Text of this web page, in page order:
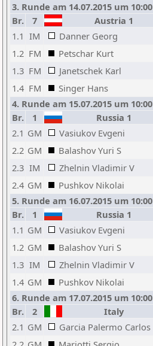
3. Runde am 14.07.2015 um 10:00
Br.
7 Austria 1
1.1 IM Danner Georg
1.2 FM Petschar Kurt
1.3 FM Janetschek Karl
1.4 FM Singer Hans
4. Runde am 15.07.2015 um 10:00
Br.
1 Russia 1
2.1 GM Vasiukov Evgeni
2.2 GM Balashov Yuri S
2.3 IM Zhelnin Vladimir V
2.4 GM Pushkov Nikolai
5. Runde am 16.07.2015 um 10:00
Br.
1 Russia 1
1.1 GM Vasiukov Evgeni
1.2 GM Balashov Yuri S
1.3 IM Zhelnin Vladimir V
1.4 GM Pushkov Nikolai
6. Runde am 17.07.2015 um 10:00
Br.
2 Italy
2.1 GM Garcia Palermo Carlos